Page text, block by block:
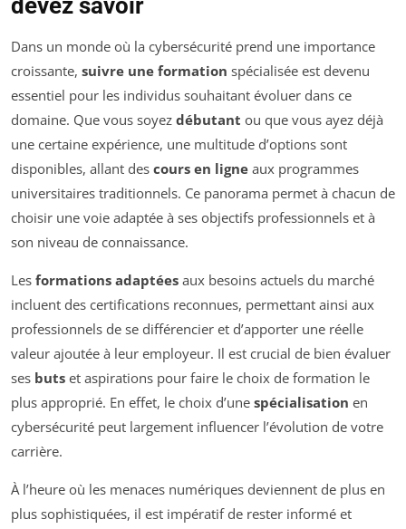
devez savoir
Dans un monde où la cybersécurité prend une importance
croissante, suivre une formation spécialisée est devenu
essentiel pour les individus souhaitant évoluer dans ce
domaine. Que vous soyez débutant ou que vous ayez déjà
une certaine expérience, une multitude d’options sont
disponibles, allant des cours en ligne aux programmes
universitaires traditionnels. Ce panorama permet à chacun de
choisir une voie adaptée à ses objectifs professionnels et à
son niveau de connaissance.
Les formations adaptées aux besoins actuels du marché
incluent des certifications reconnues, permettant ainsi aux
professionnels de se différencier et d’apporter une réelle
valeur ajoutée à leur employeur. Il est crucial de bien évaluer
ses buts et aspirations pour faire le choix de formation le
plus approprié. En effet, le choix d’une spécialisation en
cybersécurité peut largement influencer l’évolution de votre
carrière.
À l’heure où les menaces numériques deviennent de plus en
plus sophistiquées, il est impératif de rester informé et